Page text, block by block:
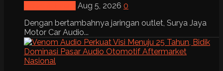
Aug 5, 2026 0
Dengan bertambahnya jaringan outlet, Surya Jaya
Motor Car Audio...